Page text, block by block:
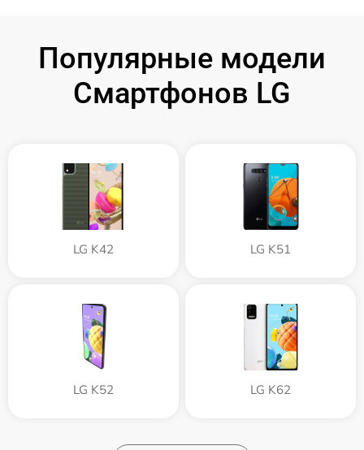
Популярные модели
Смартфонов LG
LG K42 LG K51
LG K52 LG K62